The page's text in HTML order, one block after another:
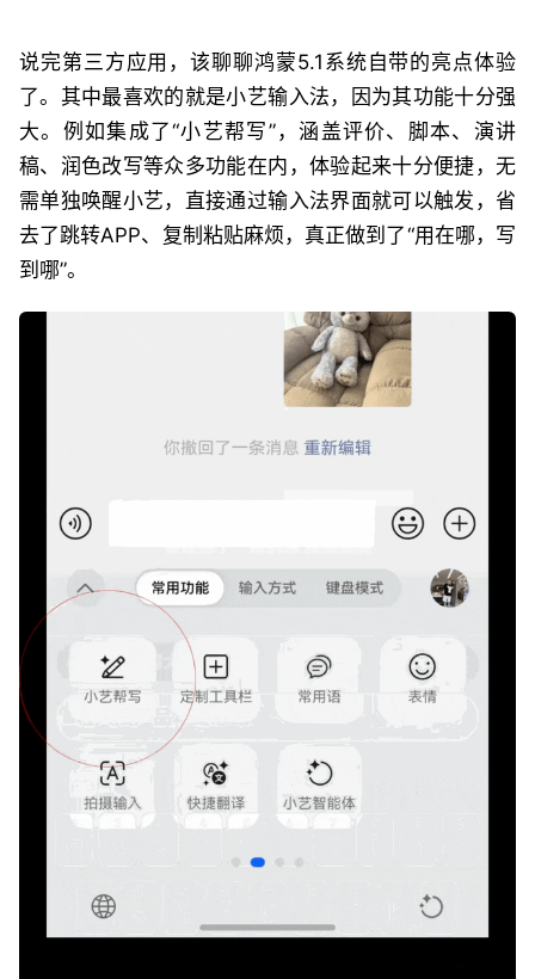
说完第三方应用，该聊聊鸿蒙5.1系统自带的亮点体验
了。其中最喜欢的就是小艺输入法，因为其功能十分强
大。例如集成了“小艺帮写”，涵盖评价、脚本、演讲
稿、润色改写等众多功能在内，体验起来十分便捷，无
需单独唤醒小艺，直接通过输入法界面就可以触发，省
去了跳转APP、复制粘贴麻烦，真正做到了“用在哪，写
到哪”。